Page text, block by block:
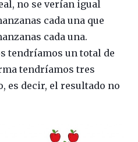
no se verían igual
cada una que
cada una.
tendríamos un total de
tendríamos tres
es decir, el resultado no